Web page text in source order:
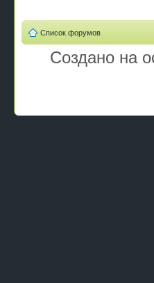
Список форумов
Создано на